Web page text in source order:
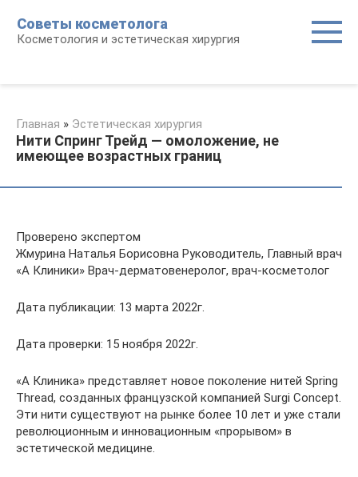
контенту
Советы косметолога
Косметология и эстетическая хирургия
Главная » Эстетическая хирургия
Нити Спринг Трейд — омоложение, не
имеющее возрастных границ
Проверено экспертом
Жмурина Наталья Борисовна Руководитель, Главный врач
«А Клиники» Врач-дерматовенеролог, врач-косметолог
Дата публикации: 13 марта 2022г.
Дата проверки: 15 ноября 2022г.
«А Клиника» представляет новое поколение нитей Spring
Thread, созданных французской компанией Surgi Concept.
Эти нити существуют на рынке более 10 лет и уже стали
революционным и инновационным «прорывом» в
эстетической медицине.